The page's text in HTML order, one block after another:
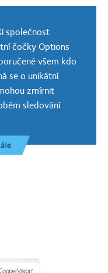
společnost
čočky Options
všem kdo
se o unikátní
zmírnit
sledování